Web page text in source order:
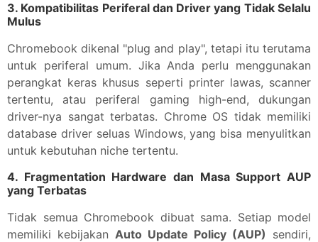
3. Kompatibilitas Periferal dan Driver yang Tidak Selalu
Mulus
Chromebook dikenal "plug and play", tetapi itu terutama
untuk periferal umum. Jika Anda perlu menggunakan
perangkat keras khusus seperti printer lawas, scanner
tertentu, atau periferal gaming high-end, dukungan
driver-nya sangat terbatas. Chrome OS tidak memiliki
database driver seluas Windows, yang bisa menyulitkan
untuk kebutuhan niche tertentu.
4. Fragmentation Hardware dan Masa Support AUP
yang Terbatas
Tidak semua Chromebook dibuat sama. Setiap model
memiliki kebijakan Auto Update Policy (AUP) sendiri,